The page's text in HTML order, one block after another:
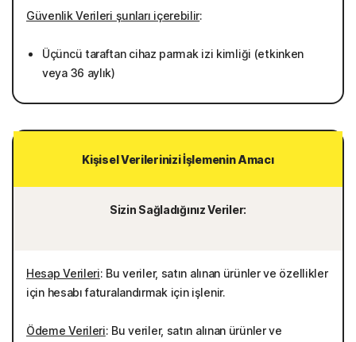
Güvenlik Verileri şunları içerebilir:
Üçüncü taraftan cihaz parmak izi kimliği (etkinken
veya 36 aylık)
Kişisel Verilerinizi İşlemenin Amacı
Sizin Sağladığınız Veriler:
Hesap Verileri: Bu veriler, satın alınan ürünler ve özellikler
için hesabı faturalandırmak için işlenir.
Ödeme Verileri: Bu veriler, satın alınan ürünler ve